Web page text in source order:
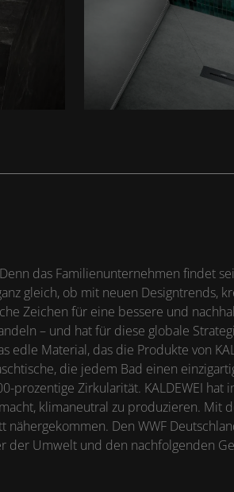
das Familienunternehmen findet
gleich, ob mit neuen Designtrends,
Zeichen für eine bessere und
– und hat für diese globale
Material, das die Produkte von
die jedem Bad einen
Zirkularität. KALDEWEI hat
klimaneutral zu produzieren.
Den WWF
der Umwelt und den nachfolgenden